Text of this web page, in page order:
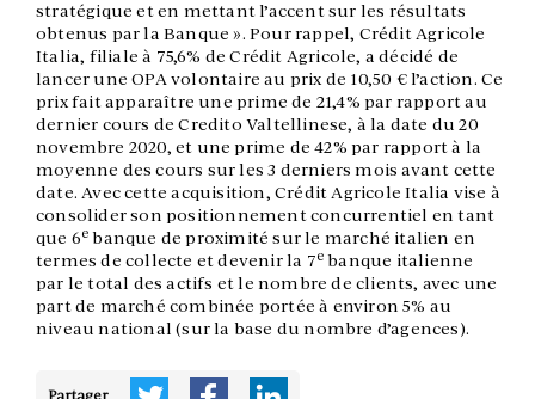
stratégique et en mettant l’accent sur les résultats
obtenus par la Banque ». Pour rappel, Crédit Agricole
Italia, filiale à 75,6% de Crédit Agricole, a décidé de
lancer une OPA volontaire au prix de 10,50 € l’action. Ce
prix fait apparaître une prime de 21,4% par rapport au
dernier cours de Credito Valtellinese, à la date du 20
novembre 2020, et une prime de 42% par rapport à la
moyenne des cours sur les 3 derniers mois avant cette
date. Avec cette acquisition, Crédit Agricole Italia vise à
consolider son positionnement concurrentiel en tant
que 6e banque de proximité sur le marché italien en
termes de collecte et devenir la 7e banque italienne
par le total des actifs et le nombre de clients, avec une
part de marché combinée portée à environ 5% au
niveau national (sur la base du nombre d’agences).
Partager